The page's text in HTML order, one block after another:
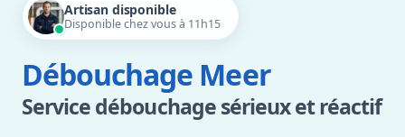
Artisan disponible
Disponible chez vous à 11h15
Débouchage Meer
Service débouchage sérieux et réactif